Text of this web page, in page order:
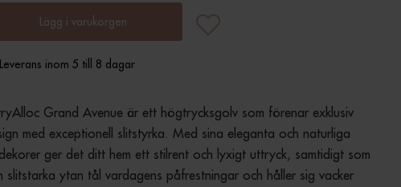
Lägg i varukorgen
Leverans inom 5 till 8 dagar
Grand Avenue är ett högtrycksgolv som förenar exklusiv
med exceptionell slitstyrka. Med sina eleganta och naturliga
ger det ditt hem ett stilrent och lyxigt uttryck, samtidigt som
slitstarka ytan tål vardagens påfrestningar och håller sig vacker